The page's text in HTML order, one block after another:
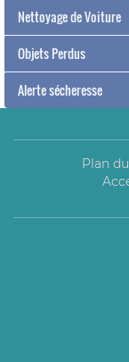
Nettoyage de Voiture
Objets Perdus
Alerte sécheresse
Plan